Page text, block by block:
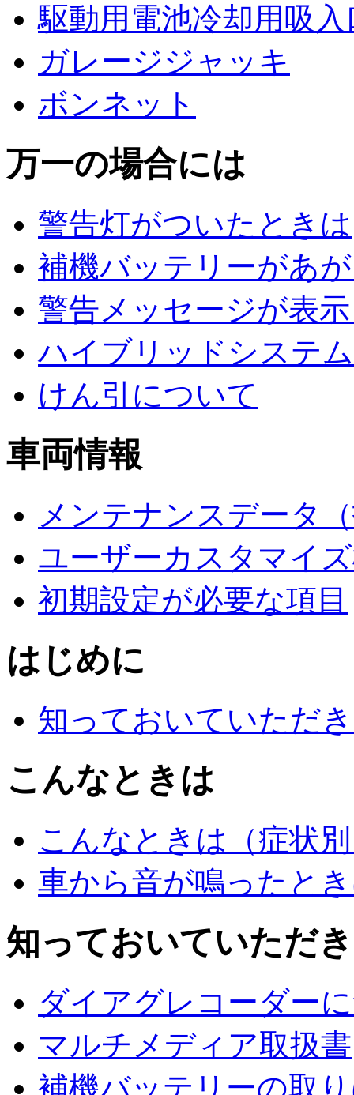
駆動用電池冷却用吸
ガレージジャッキ
ボンネット
万一の場合には
警告灯がついたときは
補機バッテリーがあ
警告メッセージが表
ハイブリッドシステ
けん引について
車両情報
メンテナンスデータ
ユーザーカスタマイ
初期設定が必要な項目
はじめに
知っておいていただ
こんなときは
こんなときは（症状
車から音が鳴ったと
知っておいていただ
ダイアグレコーダー
マルチメディア取扱書
補機バッテリーの取